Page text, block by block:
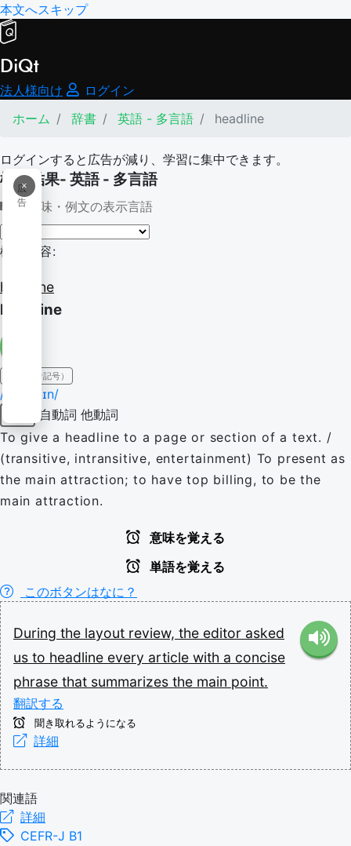
本文へスキップ
DiQt
法人様向け
ログイン
ホーム
辞書 英語 - 多言語 headline
ログインすると広告が減り、学習に集中できます。
×
広
告
検索結果- 英語 - 多言語
意味・例文の表示言語
検索内容:
headline
headline
IPA（発音記号）
/ˈhɛd.laɪn/
自動詞 他動詞
To give a headline to a page or section of a text. /
(transitive, intransitive, entertainment) To present as
the main attraction; to have top billing, to be the
main attraction.
意味を覚える
単語を覚える
このボタンはなに？
During the layout review, the editor asked
us to headline every article with a concise
phrase that summarizes the main point.
翻訳する
聞き取れるようになる
詳細
関連語
詳細
CEFR-J B1